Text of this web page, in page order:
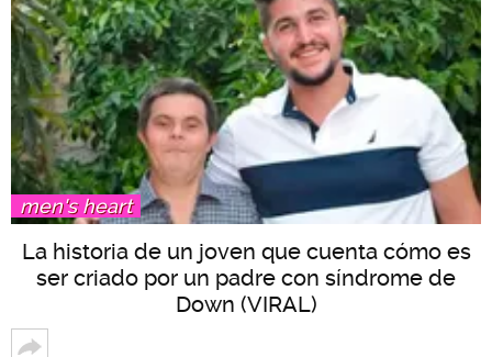
men's heart
La historia de un joven que cuenta cómo es
ser criado por un padre con síndrome de
Down (VIRAL)